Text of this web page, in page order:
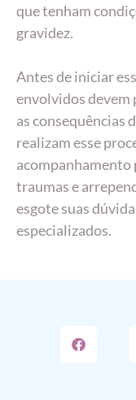
que tenham
gravidez.
Antes de iniciar
envolvidos devem
as consequências
realizam esse
acompanhamento
traumas e
esgote suas
especializados.